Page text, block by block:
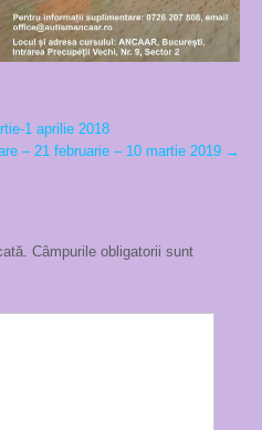
1 aprilie 2018
– 21 februarie – 10 martie 2019 →
Câmpurile obligatorii sunt